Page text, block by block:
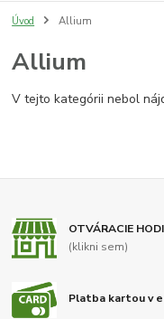
Úvod Allium
Allium
V tejto kategórii nebol
OTVÁRACIE
(klikni sem)
Platba kartou v